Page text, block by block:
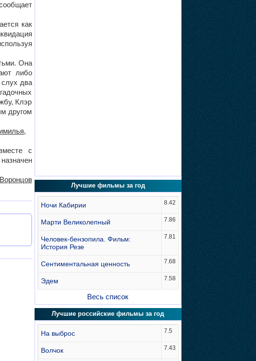
как
Она
либо
два
Клэр
другом
,
с
Лучшие фильмы за год
Ночи Кабирии 8.42
Марти Великолепный 7.86
Человек-бензопила. Фильм:
История Резе
7.81
Сентиментальная ценность 7.68
Эдем 7.58
Весь список
Лучшие российские фильмы за год
На выброс 7.5
Волчок 7.43